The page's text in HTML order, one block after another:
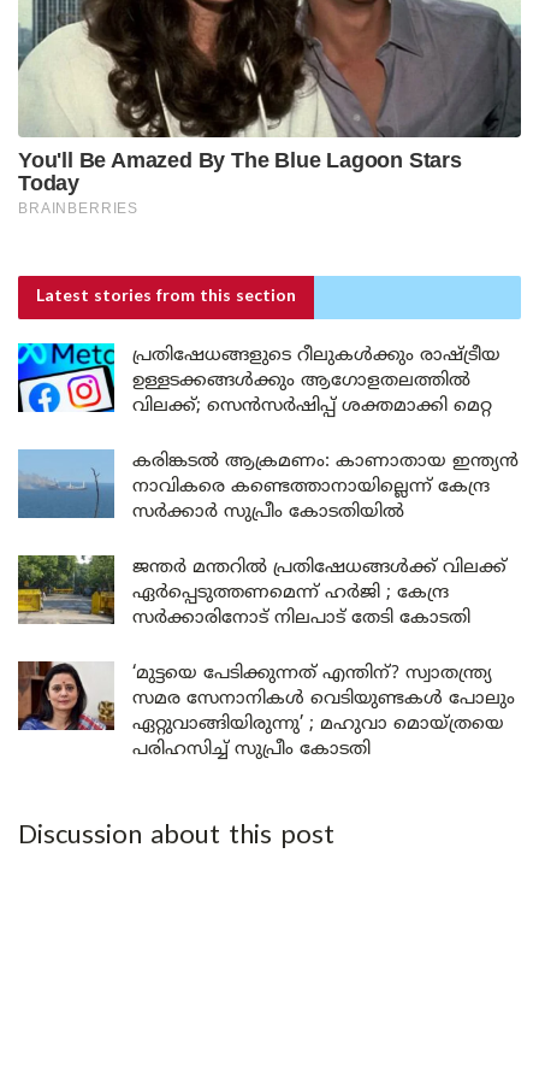
Latest stories from this section
പ്രതിഷേധങ്ങളുടെ റീലുകൾക്കും രാഷ്ട്രീയ
ഉള്ളടക്കങ്ങൾക്കും ആഗോളതലത്തിൽ
വിലക്ക്; സെൻസർഷിപ്പ് ശക്തമാക്കി മെറ്റ
കരിങ്കടൽ ആക്രമണം: കാണാതായ ഇന്ത്യൻ
നാവികരെ കണ്ടെത്താനായില്ലെന്ന് കേന്ദ്ര
സർക്കാർ സുപ്രീം കോടതിയിൽ
ജന്തർ മന്തറിൽ പ്രതിഷേധങ്ങൾക്ക് വിലക്ക്
ഏർപ്പെടുത്തണമെന്ന് ഹർജി ; കേന്ദ്ര
സർക്കാരിനോട് നിലപാട് തേടി കോടതി
‘മുട്ടയെ പേടിക്കുന്നത് എന്തിന്? സ്വാതന്ത്ര്യ
സമര സേനാനികൾ വെടിയുണ്ടകൾ പോലും
ഏറ്റുവാങ്ങിയിരുന്നു’ ; മഹുവാ മൊയ്ത്രയെ
പരിഹസിച്ച് സുപ്രീം കോടതി
Discussion about this post